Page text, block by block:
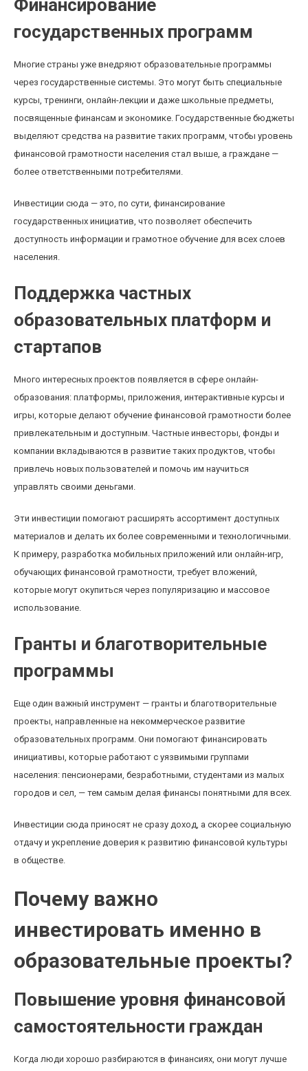
Финансирование
государственных программ
Многие страны уже внедряют образовательные программы
через государственные системы. Это могут быть специальные
курсы, тренинги, онлайн-лекции и даже школьные предметы,
посвященные финансам и экономике. Государственные бюджеты
выделяют средства на развитие таких программ, чтобы уровень
финансовой грамотности населения стал выше, а граждане —
более ответственными потребителями.
Инвестиции сюда — это, по сути, финансирование
государственных инициатив, что позволяет обеспечить
доступность информации и грамотное обучение для всех слоев
населения.
Поддержка частных
образовательных платформ и
стартапов
Много интересных проектов появляется в сфере онлайн-
образования: платформы, приложения, интерактивные курсы и
игры, которые делают обучение финансовой грамотности более
привлекательным и доступным. Частные инвесторы, фонды и
компании вкладываются в развитие таких продуктов, чтобы
привлечь новых пользователей и помочь им научиться
управлять своими деньгами.
Эти инвестиции помогают расширять ассортимент доступных
материалов и делать их более современными и технологичными.
К примеру, разработка мобильных приложений или онлайн-игр,
обучающих финансовой грамотности, требует вложений,
которые могут окупиться через популяризацию и массовое
использование.
Гранты и благотворительные
программы
Еще один важный инструмент — гранты и благотворительные
проекты, направленные на некоммерческое развитие
образовательных программ. Они помогают финансировать
инициативы, которые работают с уязвимыми группами
населения: пенсионерами, безработными, студентами из малых
городов и сел, — тем самым делая финансы понятными для всех.
Инвестиции сюда приносят не сразу доход, а скорее социальную
отдачу и укрепление доверия к развитию финансовой культуры
в обществе.
Почему важно
инвестировать именно в
образовательные проекты?
Повышение уровня финансовой
самостоятельности граждан
Когда люди хорошо разбираются в финансиях, они могут лучше